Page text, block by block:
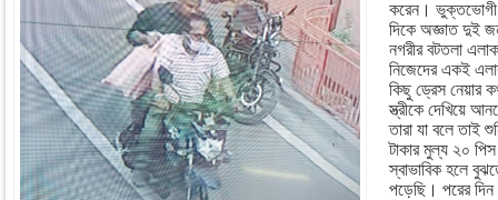
করেন। ভুক্তভোগী
দিকে অজ্ঞাত দুই
নগরীর বটতলা
নিজেদের একই
কিছু ড্রেস নেয়ার
স্ত্রীকে দেখিয়ে
তারা যা বলে তাই
টাকার মুল্য ২০
স্বাভাবিক হলে
পড়েছি। পরের